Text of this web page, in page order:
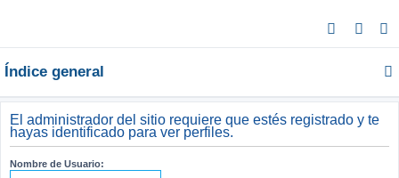
u
a
Índice general
El administrador del sitio requiere que estés registrado y te
hayas identificado para ver perfiles.
Nombre de Usuario: